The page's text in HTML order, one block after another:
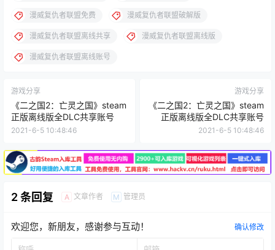
漫威复仇者联盟免费 漫威复仇者联盟破解版
漫威复仇者联盟离线共享 漫威复仇者联盟离线版
漫威复仇者联盟离线账号
游戏分享
《二之国2：亡灵之国》steam
正版离线版全DLC共享账号
2021-6-5 10:48:46
游戏分享
《二之国2：亡灵之国》steam
正版离线版全DLC共享账号
2021-6-5 10:48:46
2 条回复 A 文章作者 M 管理员
欢迎您，新朋友，感谢参与互动！ 确认修改